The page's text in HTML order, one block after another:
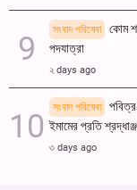
সংবাদ পরিষেবা
কোম
পদযাত্রা
২ days ago
সংবাদ পরিষেবা
ইমামের প্রতি
৩ days ago